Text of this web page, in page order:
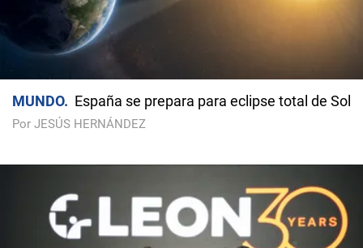
MUNDO España se prepara para eclipse total de Sol
Por JESÚS HERNÁNDEZ